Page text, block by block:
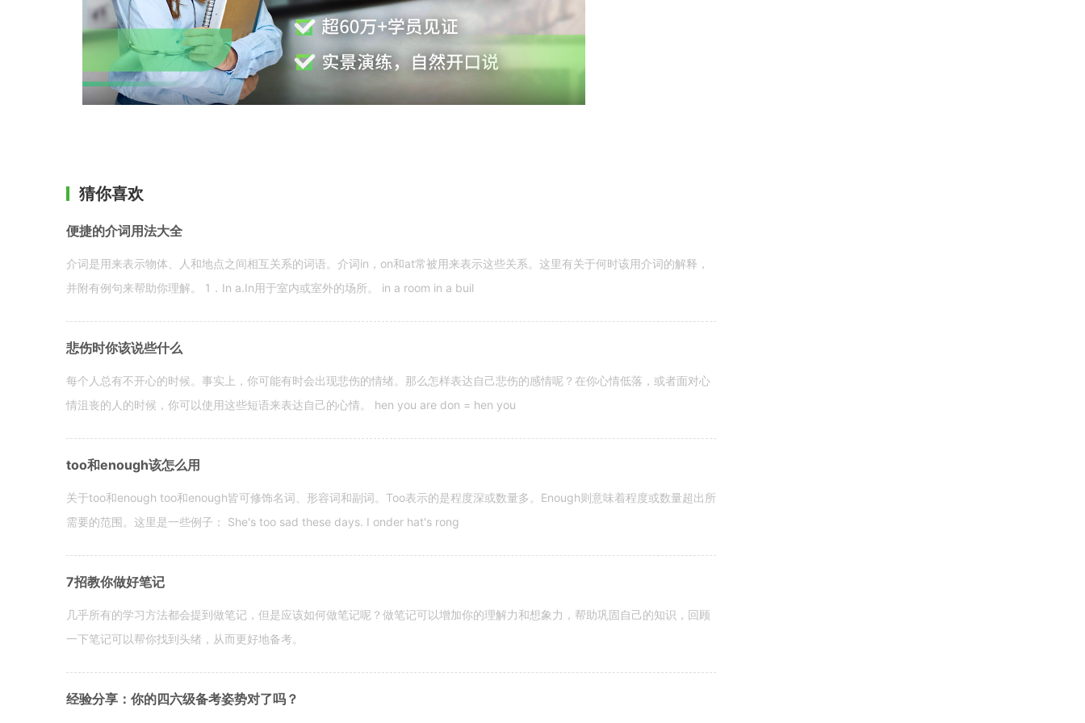
猜你喜欢
便捷的介词用法大全
介词是用来表示物体、人和地点之间相互关系的词语。介词in，on和at常被用来表示这些关系。这里有关于何时该用介词的解释，
并附有例句来帮助你理解。 1．In a.In用于室内或室外的场所。 in a room in a buil
悲伤时你该说些什么
每个人总有不开心的时候。事实上，你可能有时会出现悲伤的情绪。那么怎样表达自己悲伤的感情呢？在你心情低落，或者面对心
情沮丧的人的时候，你可以使用这些短语来表达自己的心情。 hen you are don = hen you
too和enough该怎么用
关于too和enough too和enough皆可修饰名词、形容词和副词。Too表示的是程度深或数量多。Enough则意味着程度或数量超出所
需要的范围。这里是一些例子： She's too sad these days. I onder hat's rong
7招教你做好笔记
几乎所有的学习方法都会提到做笔记，但是应该如何做笔记呢？做笔记可以增加你的理解力和想象力，帮助巩固自己的知识，回顾
一下笔记可以帮你找到头绪，从而更好地备考。
经验分享：你的四六级备考姿势对了吗？